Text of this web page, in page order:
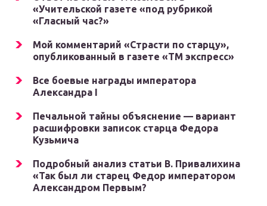
«Учительской газете «под рубрикой
«Гласный час?»
Мой комментарий «Страсти по старцу»,
опубликованный в газете «ТМ экспресс»
Все боевые награды императора
Александра I
Печальной тайны объяснение — вариант
расшифровки записок старца Федора
Кузьмича
Подробный анализ статьи В. Привалихина
«Так был ли старец Федор императором
Александром Первым?